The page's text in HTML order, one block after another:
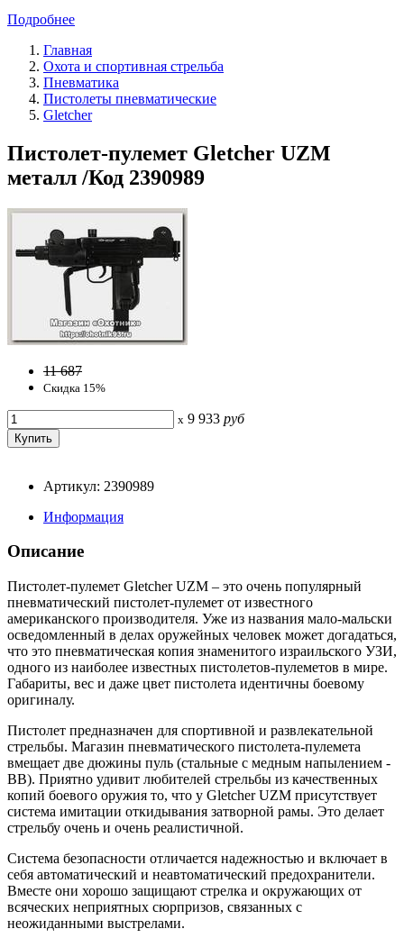
Подробнее
Главная
Охота и спортивная стрельба
Пневматика
Пистолеты пневматические
Gletcher
Пистолет-пулемет Gletcher UZM
металл /Код 2390989
11 687
Скидка 15%
x 9 933 руб
Артикул: 2390989
Информация
Описание
Пистолет-пулемет Gletcher UZM – это очень популярный
пневматический пистолет-пулемет от известного
американского производителя. Уже из названия мало-мальски
осведомленный в делах оружейных человек может догадаться,
что это пневматическая копия знаменитого израильского УЗИ,
одного из наиболее известных пистолетов-пулеметов в мире.
Габариты, вес и даже цвет пистолета идентичны боевому
оригиналу.
Пистолет предназначен для спортивной и развлекательной
стрельбы. Магазин пневматического пистолета-пулемета
вмещает две дюжины пуль (стальные с медным напылением -
ВВ). Приятно удивит любителей стрельбы из качественных
копий боевого оружия то, что у Gletcher UZM присутствует
система имитации откидывания затворной рамы. Это делает
стрельбу очень и очень реалистичной.
Система безопасности отличается надежностью и включает в
себя автоматический и неавтоматический предохранители.
Вместе они хорошо защищают стрелка и окружающих от
всяческих неприятных сюрпризов, связанных с
неожиданными выстрелами.